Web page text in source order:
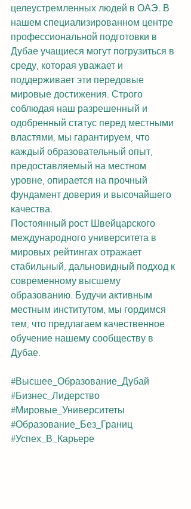
целеустремленных людей в ОАЭ. В
нашем специализированном центре
профессиональной подготовки в
Дубае учащиеся могут погрузиться в
среду, которая уважает и
поддерживает эти передовые
мировые достижения. Строго
соблюдая наш разрешенный и
одобренный статус перед местными
властями, мы гарантируем, что
каждый образовательный опыт,
предоставляемый на местном
уровне, опирается на прочный
фундамент доверия и высочайшего
качества.
Постоянный рост Швейцарского
международного университета в
мировых рейтингах отражает
стабильный, дальновидный подход к
современному высшему
образованию. Будучи активным
местным институтом, мы гордимся
тем, что предлагаем качественное
обучение нашему сообществу в
Дубае.
#Высшее_Образование_Дубай
#Бизнес_Лидерство
#Мировые_Университеты
#Образование_Без_Границ
#Успех_В_Карьере